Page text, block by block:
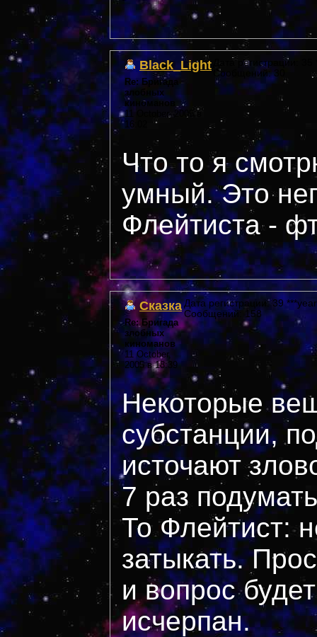
Black_Light
Re: Бригада
злобных
киноманов
11 October, 2005 в
16:02
Дата регистрации:
Сообщений: 30
Что то я
умный. Это
Флейтиста -
Сказка
Re: Бригада
злобных
киноманов
11 October,
2005 в 18:39
Дата регистрации: 39
Сообщений: 158
Некоторые
субстанции,
источают
7 раз
То Флейтист:
затыкать.
и вопрос
исчерпан.